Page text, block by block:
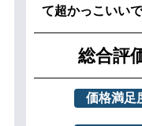
て超かっこいい
総合評
価格満足